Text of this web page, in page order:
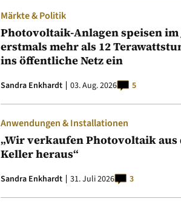
Märkte & Politik
Photovoltaik-Anlagen speisen im
erstmals mehr als 12
ins öffentliche Netz ein
Sandra Enkhardt 03. Aug. 2026 5
Anwendungen & Installationen
„Wir verkaufen Photovoltaik aus
Keller heraus“
Sandra Enkhardt 31. Juli 2026 3